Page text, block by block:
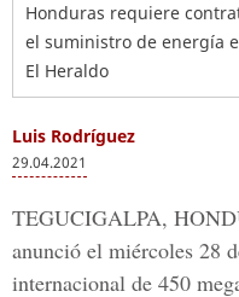
Honduras requiere
el suministro de energía
El Heraldo
Luis Rodríguez
29.04.2021
TEGUCIGALPA,
anunció el miércoles 28
internacional de 450